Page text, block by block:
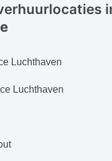
Luchthaven
Luchthaven